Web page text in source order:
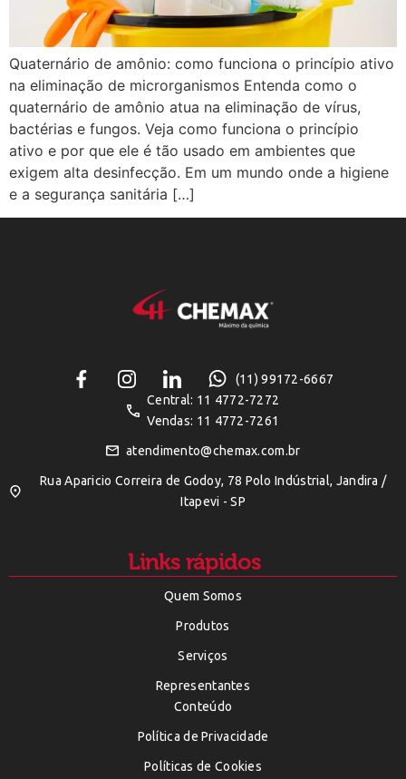
Quaternário de amônio: como funciona o princípio ativo
na eliminação de microrganismos Entenda como o
quaternário de amônio atua na eliminação de vírus,
bactérias e fungos. Veja como funciona o princípio
ativo e por que ele é tão usado em ambientes que
exigem alta desinfecção. Em um mundo onde a higiene
e a segurança sanitária […]
(11) 99172-6667
Central: 11 4772-7272
Vendas: 11 4772-7261
atendimento@chemax.com.br
Rua Aparicio Correira de Godoy, 78 Polo Indústrial, Jandira /
Itapevi - SP
Links rápidos
Quem Somos
Produtos
Serviços
Representantes
Conteúdo
Política de Privacidade
Políticas de Cookies